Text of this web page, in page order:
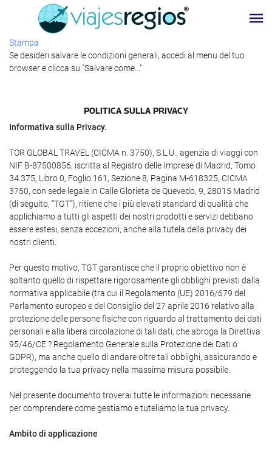
Stampa
Se desideri salvare le condizioni generali, accedi al menu del tuo
browser e clicca su "Salvare come..."
POLITICA SULLA PRIVACY
Informativa sulla Privacy.
TOR GLOBAL TRAVEL (CICMA n. 3750), S.L.U., agenzia di viaggi con
NIF B-87500856, iscritta al Registro delle Imprese di Madrid, Tomo
34.375, Libro 0, Foglio 161, Sezione 8, Pagina M-618325, CICMA
3750, con sede legale in Calle Glorieta de Quevedo, 9, 28015 Madrid
(di seguito, "TGT"), ritiene che i più elevati standard di qualità che
applichiamo a tutti gli aspetti dei nostri prodotti e servizi debbano
essere estesi, senza eccezioni, anche alla tutela della privacy dei
nostri clienti.
Per questo motivo, TGT garantisce che il proprio obiettivo non è
soltanto quello di rispettare rigorosamente gli obblighi previsti dalla
normativa applicabile (tra cui il Regolamento (UE) 2016/679 del
Parlamento europeo e del Consiglio del 27 aprile 2016 relativo alla
protezione delle persone fisiche con riguardo al trattamento dei dati
personali e alla libera circolazione di tali dati, che abroga la Direttiva
95/46/CE ? Regolamento Generale sulla Protezione dei Dati o
GDPR), ma anche quello di andare oltre tali obblighi, assicurando e
proteggendo la tua privacy nella massima misura possibile.
Nel presente documento troverai tutte le informazioni necessarie
per comprendere come gestiamo e tuteliamo la tua privacy.
Ambito di applicazione